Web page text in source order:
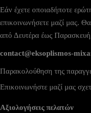
Εάν έχετε οποιαδήποτε
επικοινωνήσετε μαζί μας.
από Δευτέρα έως
contact@eksoplismos-
Παρακολούθηση της
Επικοινωνήστε μαζί μας
Αξιολογήσεις πελατών